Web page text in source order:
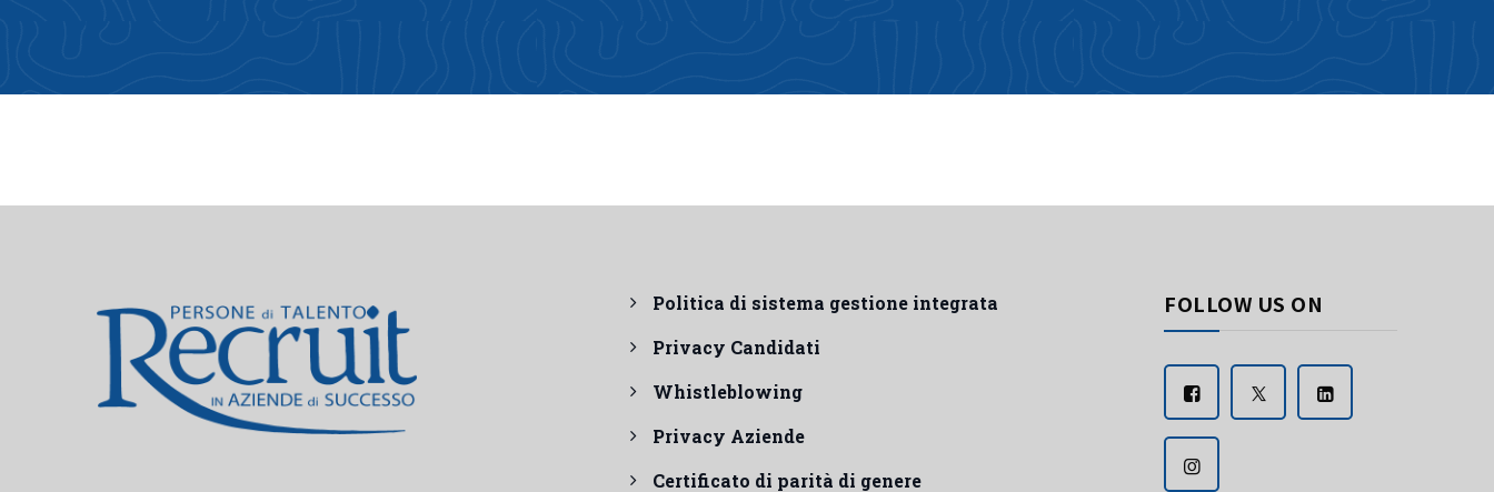
Politica di sistema gestione integrata
Privacy Candidati
Whistleblowing
Privacy Aziende
Certificato di parità di genere
FOLLOW US ON